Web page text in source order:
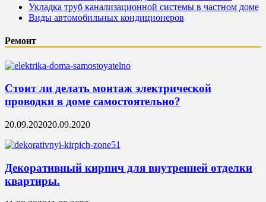
Укладка труб канализационной системы в частном доме
Виды автомобильных кондиционеров
Ремонт
Стоит ли делать монтаж электрической
проводки в доме самостоятельно?
20.09.202020.09.2020
Декоративный кирпич для внутренней отделки
квартиры.